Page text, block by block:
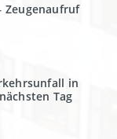
Zeugenaufruf
in
Tag